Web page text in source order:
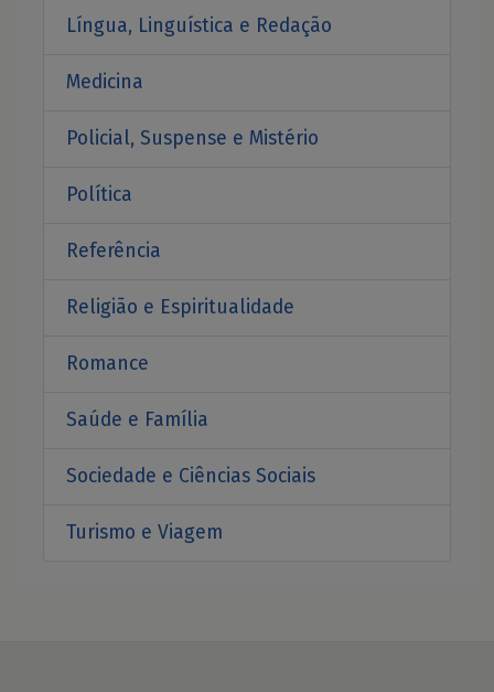
Língua, Linguística e Redação
Medicina
Policial, Suspense e Mistério
Política
Referência
Religião e Espiritualidade
Romance
Saúde e Família
Sociedade e Ciências Sociais
Turismo e Viagem